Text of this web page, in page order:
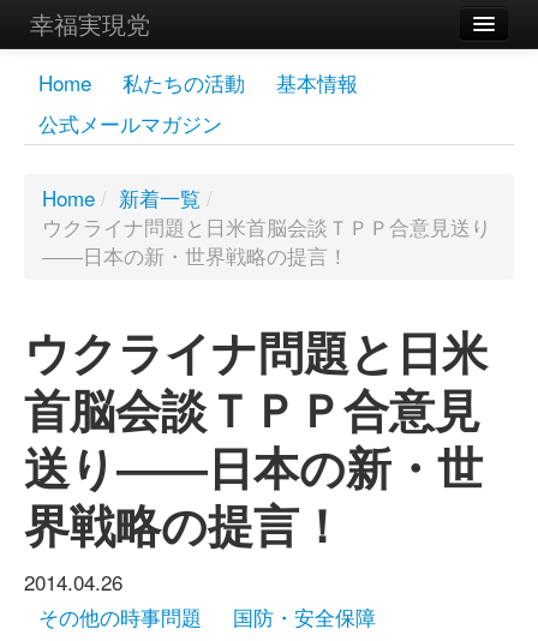
幸福実現党
メンバーズページ
党員
お問い合わせ
Home 私たちの活動
基本情報
公式メールマガジン
Home / 新着一覧 /
ウクライナ問題と日米首脳会談ＴＰＰ合意見送り
――日本の新・世界戦略の提言！
ウクライナ問題と日米
首脳会談ＴＰＰ合意見
送り――日本の新・世
界戦略の提言！
2014.04.26
その他の時事問題
国防・安全保障